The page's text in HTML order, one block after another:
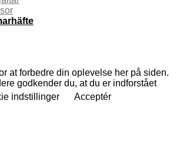
at forbedre din oplevelse her på siden.
godkender du, at du er indforstået
indstillinger Acceptér